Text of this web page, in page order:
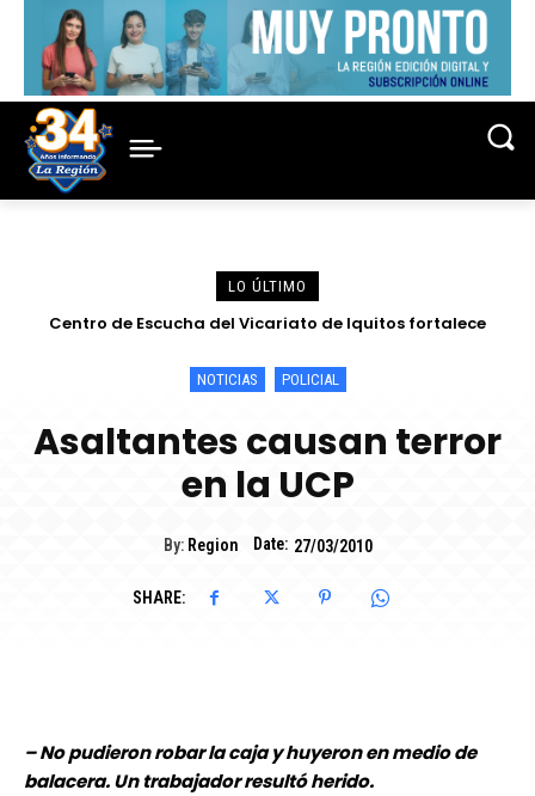
LO ÚLTIMO
Centro de Escucha del Vicariato de Iquitos fortalece
NOTICIAS POLICIAL
Asaltantes causan terror
en la UCP
By: Region Date: 27/03/2010
SHARE:
– No pudieron robar la caja y huyeron en medio de
balacera. Un trabajador resultó herido.